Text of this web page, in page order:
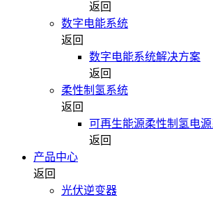
返回
数字电能系统
返回
数字电能系统解决方案
返回
柔性制氢系统
返回
可再生能源柔性制氢电
返回
产品中心
返回
光伏逆变器